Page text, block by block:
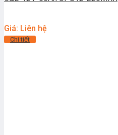
Giá: Liên hệ
Chi tiết